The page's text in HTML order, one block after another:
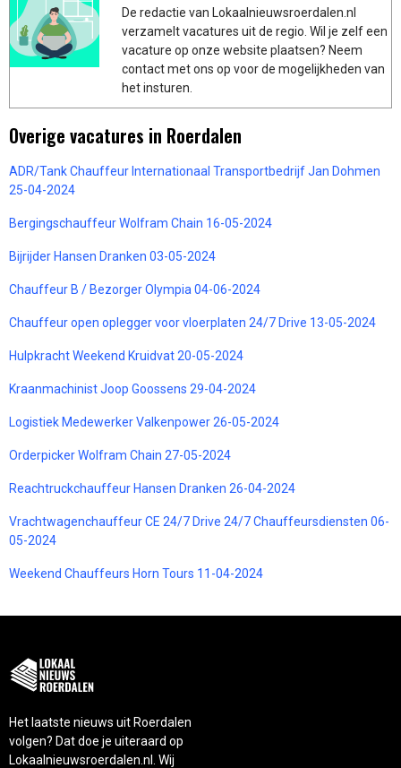
De redactie van Lokaalnieuwsroerdalen.nl
verzamelt vacatures uit de regio. Wil je zelf een
vacature op onze website plaatsen? Neem
contact met ons op voor de mogelijkheden van
het insturen.
Overige vacatures in Roerdalen
ADR/Tank Chauffeur Internationaal Transportbedrijf Jan Dohmen
25-04-2024
Bergingschauffeur Wolfram Chain 16-05-2024
Bijrijder Hansen Dranken 03-05-2024
Chauffeur B / Bezorger Olympia 04-06-2024
Chauffeur open oplegger voor vloerplaten 24/7 Drive 13-05-2024
Hulpkracht Weekend Kruidvat 20-05-2024
Kraanmachinist Joop Goossens 29-04-2024
Logistiek Medewerker Valkenpower 26-05-2024
Orderpicker Wolfram Chain 27-05-2024
Reachtruckchauffeur Hansen Dranken 26-04-2024
Vrachtwagenchauffeur CE 24/7 Drive 24/7 Chauffeursdiensten 06-
05-2024
Weekend Chauffeurs Horn Tours 11-04-2024
Het laatste nieuws uit Roerdalen
volgen? Dat doe je uiteraard op
Lokaalnieuwsroerdalen.nl. Wij